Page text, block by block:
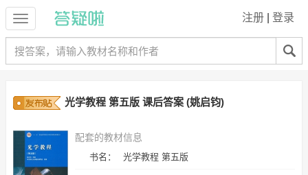
注册 登录
光学教程 第五版 课后答案 (姚启钧)
配套的教材信息
书名： 光学教程 第五版